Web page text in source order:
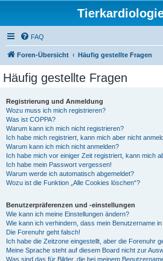
FAQ
Foren-Übersicht Häufig gestellte Fragen
Häufig gestellte Fragen
Registrierung und Anmeldung
Wozu muss ich mich registrieren?
Was ist COPPA?
Warum kann ich mich nicht registrieren?
Ich habe mich registriert, kann mich aber nicht
Warum kann ich mich nicht anmelden?
Ich habe mich vor einiger Zeit registriert, kann mich
Ich habe mein Passwort vergessen!
Warum werde ich automatisch abgemeldet?
Wozu ist die Funktion „Alle Cookies löschen“?
Benutzerpräferenzen und -einstellungen
Wie kann ich meine Einstellungen ändern?
Wie kann ich verhindern, dass mein Benutzername
Die Forenuhr geht falsch!
Ich habe die Zeitzone eingestellt, aber die Forenuhr
Meine Sprache steht auf diesem Board nicht zur
Was sind das für Bilder, die bei meinem